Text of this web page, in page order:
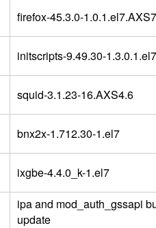
firefox-45.3.0-1.0.1.el7.AXS7
initscripts-9.49.30-
squid-3.1.23-16.AXS4.6
bnx2x-1.712.30-1.el7
ixgbe-4.4.0_k-1.el7
ipa and mod_auth_gssapi
update